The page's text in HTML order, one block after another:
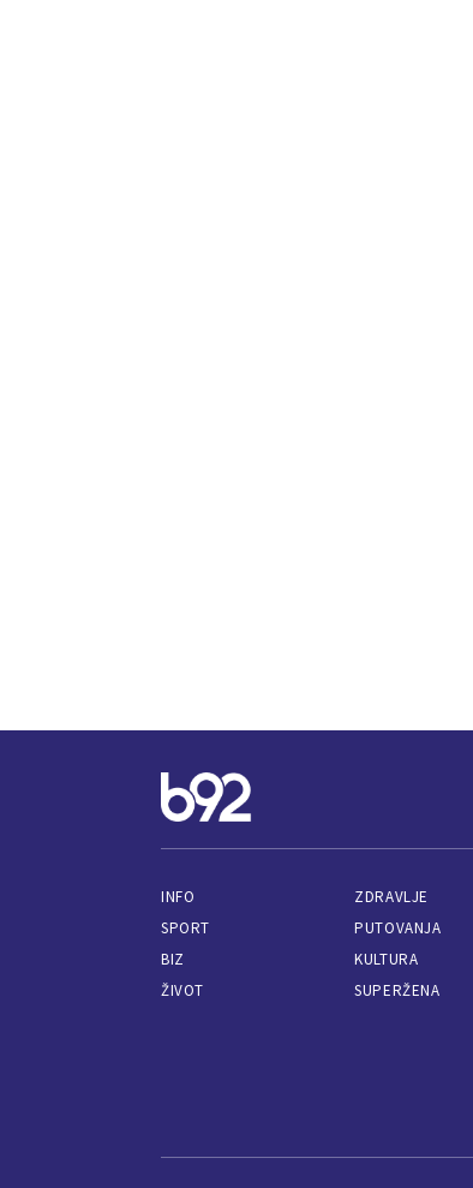
INFO
SPORT
BIZ
ŽIVOT
ZDRAVLJE
PUTOVANJA
KULTURA
SUPERŽENA